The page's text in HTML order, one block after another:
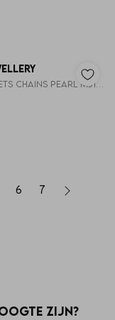
6 7
zijn?